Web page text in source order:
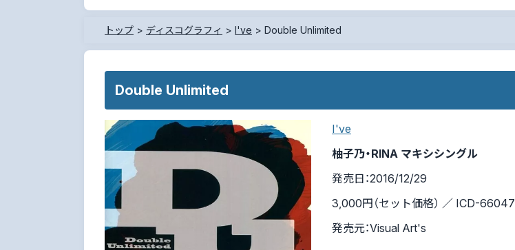
トップ > ディスコグラフィ > I've > Double Unlimited
Double Unlimited
I've
柚子乃・RINA マキシシングル
発売日：2016/12/29
3,000円（セット価格） ／ ICD-66047
発売元：Visual Art's